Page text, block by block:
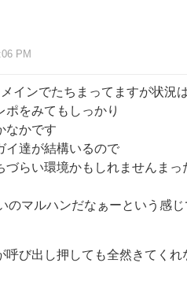
PM
インでたちまってますが状況
ポをみてもしっかり
なかです
イ達が結構いるので
づらい環境かもしれませんま
のマルハンだなぁーという感
呼び出し押しても全然きてくれ